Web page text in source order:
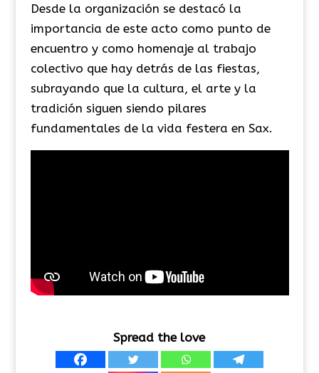
Desde la organización se destacó la
importancia de este acto como punto de
encuentro y como homenaje al trabajo
colectivo que hay detrás de las fiestas,
subrayando que la cultura, el arte y la
tradición siguen siendo pilares
fundamentales de la vida festera en Sax.
Spread the love